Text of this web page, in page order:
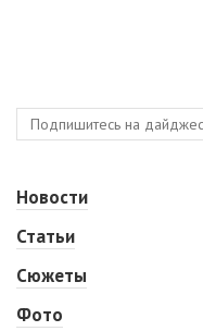
Новости
Статьи
Сюжеты
Фото